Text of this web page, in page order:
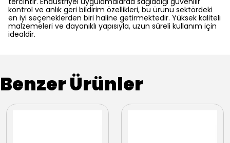
kontrol ve anlık geri bildirim özellikleri, bu ürünü sektördeki
en iyi seçeneklerden biri haline getirmektedir. Yüksek kaliteli
malzemeleri ve dayanıklı yapısıyla, uzun süreli kullanım için
idealdir.
Benzer Ürünler